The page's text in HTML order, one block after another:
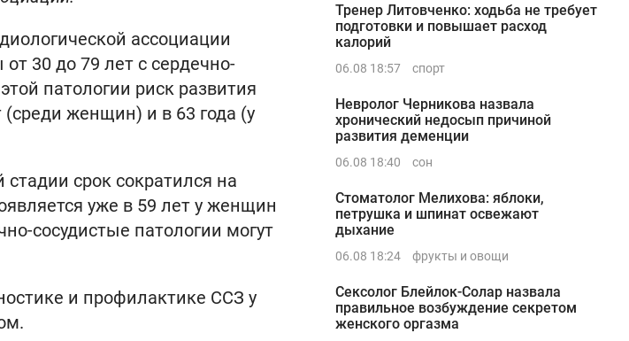
ассоциации
30 до 79 лет с сердечно-
патологии риск развития
женщин) и в 63 года (у
стадии срок сократился на
уже в 59 лет у женщин
сосудистые патологии могут
и профилактике ССЗ у
Тренер Литовченко: ходьба не требует
подготовки и повышает расход
калорий
06.08 18:57 спорт
Невролог Черникова назвала
хронический недосып причиной
развития деменции
06.08 18:40 сон
Стоматолог Мелихова: яблоки,
петрушка и шпинат освежают
дыхание
06.08 18:24 фрукты и овощи
Сексолог Блейлок-Солар назвала
правильное возбуждение секретом
женского оргазма